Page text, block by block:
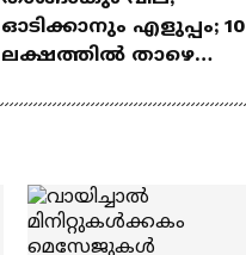
ഓടിക്കാനും എളുപ്പം; 10
ലക്ഷത്തിൽ താഴെ
എസ്‍യുവികൾ